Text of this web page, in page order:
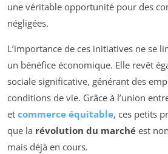
une véritable opportunité pour des
négligées.
L’importance de ces initiatives ne se
un bénéfice économique. Elle revêt
sociale significative, générant des
conditions de vie. Grâce à l’union
et commerce équitable, ces petits
que la révolution du marché est
mais déjà en cours.